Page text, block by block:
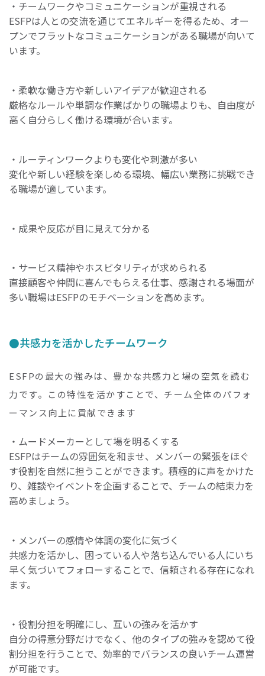
・チームワークやコミュニケーションが重視される
ESFPは人との交流を通じてエネルギーを得るため、オー
プンでフラットなコミュニケーションがある職場が向いて
います。
・柔軟な働き方や新しいアイデアが歓迎される
厳格なルールや単調な作業ばかりの職場よりも、自由度が
高く自分らしく働ける環境が合います。
・ルーティンワークよりも変化や刺激が多い
変化や新しい経験を楽しめる環境、幅広い業務に挑戦でき
る職場が適しています。
・成果や反応が目に見えて分かる
・サービス精神やホスピタリティが求められる
直接顧客や仲間に喜んでもらえる仕事、感謝される場面が
多い職場はESFPのモチベーションを高めます。
共感力を活かしたチームワーク
ESFPの最大の強みは、豊かな共感力と場の空気を読む
力です。この特性を活かすことで、チーム全体のパフォ
ーマンス向上に貢献できます
・ムードメーカーとして場を明るくする
ESFPはチームの雰囲気を和ませ、メンバーの緊張をほぐ
す役割を自然に担うことができます。積極的に声をかけた
り、雑談やイベントを企画することで、チームの結束力を
高めましょう。
・メンバーの感情や体調の変化に気づく
共感力を活かし、困っている人や落ち込んでいる人にいち
早く気づいてフォローすることで、信頼される存在になれ
ます。
・役割分担を明確にし、互いの強みを活かす
自分の得意分野だけでなく、他のタイプの強みを認めて役
割分担を行うことで、効率的でバランスの良いチーム運営
が可能です。